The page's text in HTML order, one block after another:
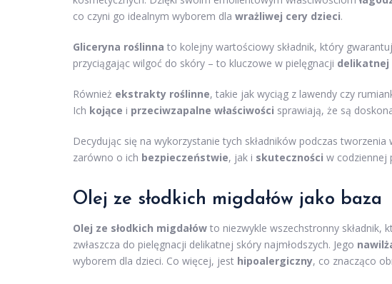
co czyni go idealnym wyborem dla wrażliwej cery dzieci.
Gliceryna roślinna to kolejny wartościowy składnik, który
przyciągając wilgoć do skóry – to kluczowe w pielęgnacji delikatnej
Również ekstrakty roślinne, takie jak wyciąg z lawendy czy
Ich kojące i przeciwzapalne właściwości sprawiają, że są
Decydując się na wykorzystanie tych składników podczas
zarówno o ich bezpieczeństwie, jak i skuteczności w codziennej
Olej ze słodkich migdałów jako baza
Olej ze słodkich migdałów to niezwykle wszechstronny składnik,
zwłaszcza do pielęgnacji delikatnej skóry najmłodszych. Jego
wyborem dla dzieci. Co więcej, jest hipoalergiczny, co znacząco